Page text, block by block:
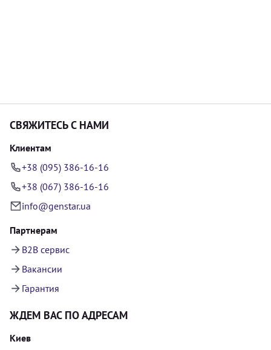
СВЯЖИТЕСЬ С НАМИ
Клиентам
+38 (095) 386-16-16
+38 (067) 386-16-16
info@genstar.ua
Партнерам
B2B сервис
Вакансии
Гарантия
ЖДЕМ ВАС ПО АДРЕСАМ
Киев